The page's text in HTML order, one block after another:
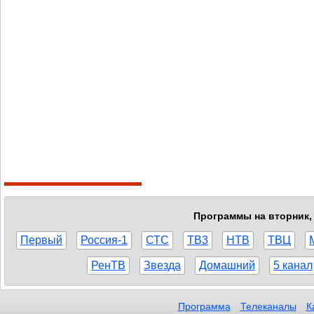
Программы на вторник,
Первый Россия-1 СТС ТВ3 НТВ ТВЦ
РенТВ Звезда Домашний 5 канал
Программа Телеканалы